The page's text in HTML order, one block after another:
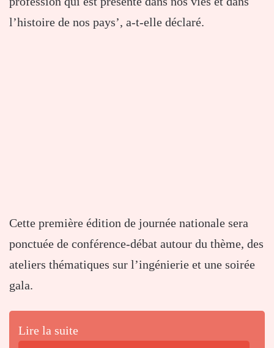
l’histoire de nos pays’, a-t-elle déclaré.
Cette première édition de journée nationale sera
ponctuée de conférence-débat autour du thème, des
ateliers thématiques sur l’ingénierie et une soirée
gala.
Lire la suite